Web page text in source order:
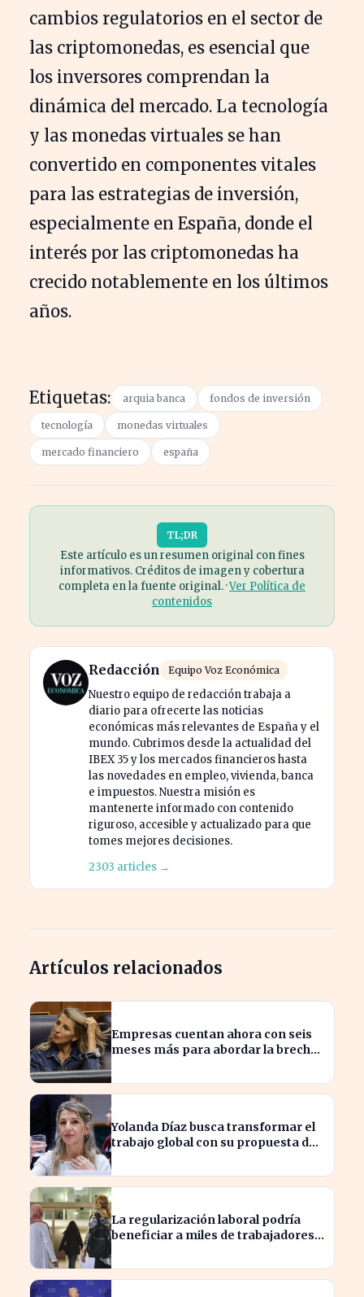
cambios regulatorios en el sector de
las criptomonedas, es esencial que
los inversores comprendan la
dinámica del mercado. La tecnología
y las monedas virtuales se han
convertido en componentes vitales
para las estrategias de inversión,
especialmente en España, donde el
interés por las criptomonedas ha
crecido notablemente en los últimos
años.
Etiquetas: arquia banca fondos de inversión
tecnología monedas virtuales
mercado financiero españa
TL;DR
Este artículo es un resumen original con fines
informativos. Créditos de imagen y cobertura
completa en la fuente original. ·Ver Política de
contenidos
Redacción Equipo Voz Económica
Nuestro equipo de redacción trabaja a
diario para ofrecerte las noticias
económicas más relevantes de España y el
mundo. Cubrimos desde la actualidad del
IBEX 35 y los mercados financieros hasta
las novedades en empleo, vivienda, banca
e impuestos. Nuestra misión es
mantenerte informado con contenido
riguroso, accesible y actualizado para que
tomes mejores decisiones.
2303 articles →
Artículos relacionados
Empresas cuentan ahora con seis
meses más para abordar la brecha
confidencialidad
Yolanda Díaz busca transformar el
trabajo global con su propuesta de
La regularización laboral podría
beneficiar a miles de trabajadores